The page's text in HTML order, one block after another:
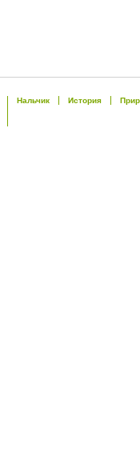
Нальчик История